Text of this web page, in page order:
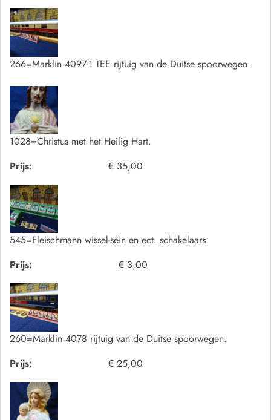
266=Marklin 4097-1 TEE rijtuig van de Duitse spoorwegen.
1028=Christus met het Heilig Hart.
Prijs:
€ 35,00
545=Fleischmann wissel-sein en ect. schakelaars.
Prijs:
€ 3,00
260=Marklin 4078 rijtuig van de Duitse spoorwegen.
Prijs:
€ 25,00